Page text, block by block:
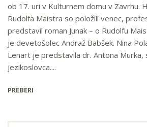
ob 17. uri v Kulturnem domu v Zavrhu.
Rudolfa Maistra so položili venec,
predstavil roman Junak – o Rudolfu
je devetošolec Andraž Babšek. Nina
Lenart je predstavila dr. Antona Murka,
jezikoslovca....
PREBERI